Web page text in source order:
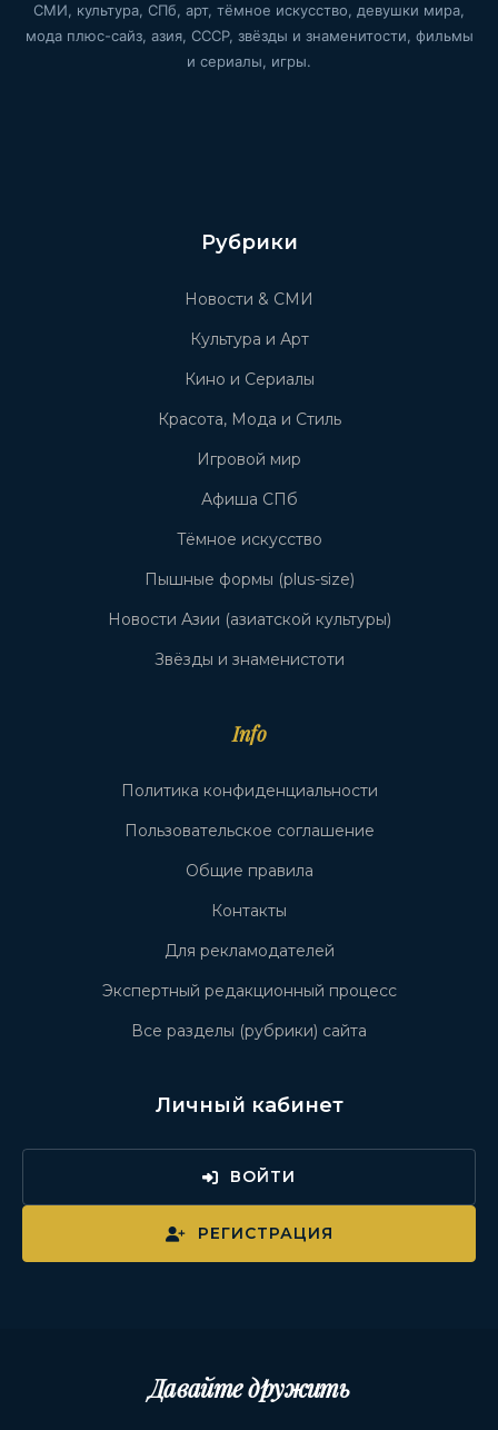
СМИ, культура, СПб, арт, тёмное искусство, девушки мира,
мода плюс-сайз, азия, СССР, звёзды и знаменитости, фильмы
и сериалы, игры.
Рубрики
Новости & СМИ
Культура и Арт
Кино и Сериалы
Красота, Мода и Стиль
Игровой мир
Афиша СПб
Тёмное искусство
Пышные формы (plus-size)
Новости Азии (азиатской культуры)
Звёзды и знаменистоти
Info
Политика конфиденциальности
Пользовательское соглашение
Общие правила
Контакты
Для рекламодателей
Экспертный редакционный процесс
Все разделы (рубрики) сайта
Личный кабинет
ВОЙТИ
РЕГИСТРАЦИЯ
Давайте дружить